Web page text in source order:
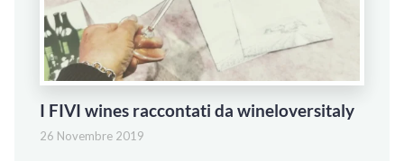
I FIVI wines raccontati da wineloversitaly
26 Novembre 2019